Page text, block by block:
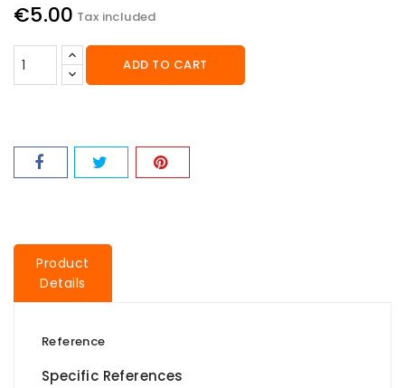
€5.00 Tax included
ADD TO CART
Product
Details
Reference
Specific References